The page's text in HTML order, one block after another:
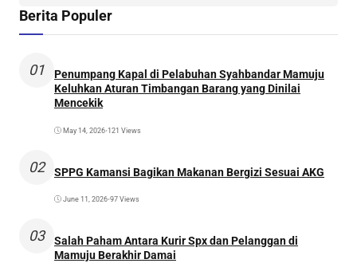
Berita Populer
01
Penumpang Kapal di Pelabuhan Syahbandar Mamuju
Keluhkan Aturan Timbangan Barang yang Dinilai
Mencekik
May 14, 2026•121 Views
02 SPPG Kamansi Bagikan Makanan Bergizi Sesuai AKG
June 11, 2026•97 Views
03
Salah Paham Antara Kurir Spx dan Pelanggan di
Mamuju Berakhir Damai